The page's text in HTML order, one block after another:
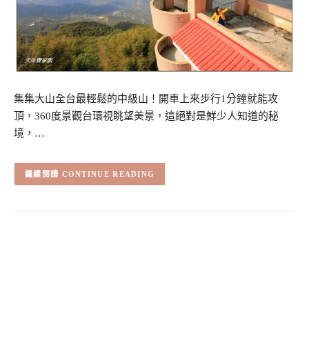
集集大山全台最輕鬆的中級山！開車上來步行1分鐘就能攻
頂，360度景觀台環視眺望美景，這絕對是鮮少人知道的秘
境，…
CONTINUE READING